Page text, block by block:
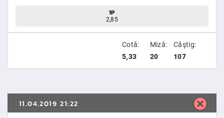
1P
2,85
Cotă:
5,33
Miză:
20
Câştig:
107
11.04.2019 21:22